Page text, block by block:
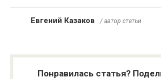
Евгений Казаков / автор статьи
Понравилась статья?